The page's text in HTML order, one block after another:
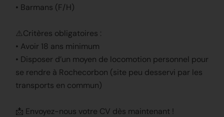
• Barmans (F/H)
⚠️Critères obligatoires :
• Avoir 18 ans minimum
• Disposer d’un moyen de locomotion personnel pour
se rendre à Rochecorbon (site peu desservi par les
transports en commun)
📩 Envoyez-nous votre CV dès maintenant !